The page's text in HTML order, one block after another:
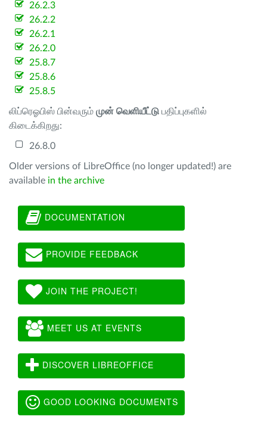
26.2.3
26.2.2
26.2.1
26.2.0
25.8.7
25.8.6
25.8.5
லிப்ரெஓபிஸ் பின்வரும் முன் வெளியீட்டு பதிப்புகளில்
கிடைக்கிறது:
26.8.0
Older versions of LibreOffice (no longer updated!) are
available in the archive
DOCUMENTATION
PROVIDE FEEDBACK
JOIN THE PROJECT!
MEET US AT EVENTS
DISCOVER LIBREOFFICE
GOOD LOOKING DOCUMENTS